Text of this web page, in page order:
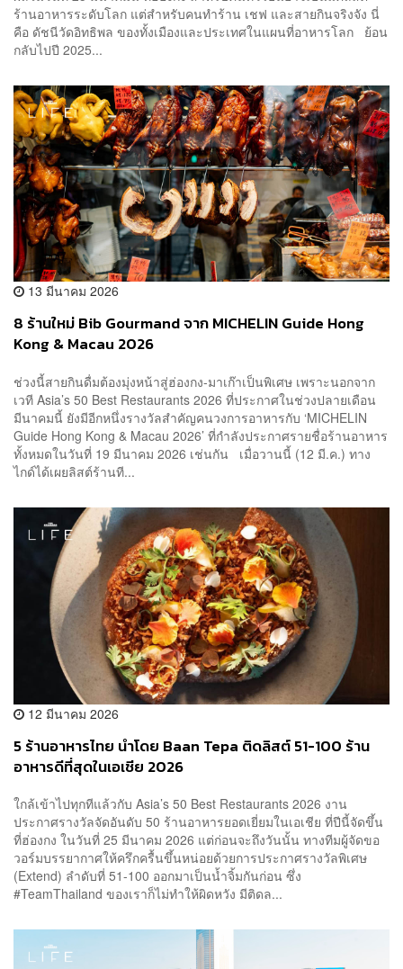
ร้านอาหารระดับโลก แต่สำหรับคนทำร้าน เชฟ และสายกินจริงจัง นี่
คือ ดัชนีวัดอิทธิพล ของทั้งเมืองและประเทศในแผนที่อาหารโลก ย้อน
กลับไปปี 2025...
13 มีนาคม 2026
8 ร้านใหม่ Bib Gourmand จาก MICHELIN Guide Hong
Kong & Macau 2026
ช่วงนี้สายกินดื่มต้องมุ่งหน้าสู่ฮ่องกง-มาเก๊าเป็นพิเศษ เพราะนอกจาก
เวที Asia’s 50 Best Restaurants 2026 ที่ประกาศในช่วงปลายเดือน
มีนาคมนี้ ยังมีอีกหนึ่งรางวัลสำคัญคนวงการอาหารกับ ‘MICHELIN
Guide Hong Kong & Macau 2026’ ที่กำลังประกาศรายชื่อร้านอาหาร
ทั้งหมดในวันที่ 19 มีนาคม 2026 เช่นกัน เมื่อวานนี้ (12 มี.ค.) ทาง
ไกด์ได้เผยลิสต์ร้านที...
12 มีนาคม 2026
5 ร้านอาหารไทย นำโดย Baan Tepa ติดลิสต์ 51-100 ร้าน
อาหารดีที่สุดในเอเชีย 2026
ใกล้เข้าไปทุกทีแล้วกับ Asia’s 50 Best Restaurants 2026 งาน
ประกาศรางวัลจัดอันดับ 50 ร้านอาหารยอดเยี่ยมในเอเชีย ที่ปีนี้จัดขึ้น
ที่ฮ่องกง ในวันที่ 25 มีนาคม 2026 แต่ก่อนจะถึงวันนั้น ทางทีมผู้จัดขอ
วอร์มบรรยากาศให้ครึกครื้นขึ้นหน่อยด้วยการประกาศรางวัลพิเศษ
(Extend) ลำดับที่ 51-100 ออกมาเป็นน้ำจิ้มกันก่อน ซึ่ง
#TeamThailand ของเราก็ไม่ทำให้ผิดหวัง มีติดล...